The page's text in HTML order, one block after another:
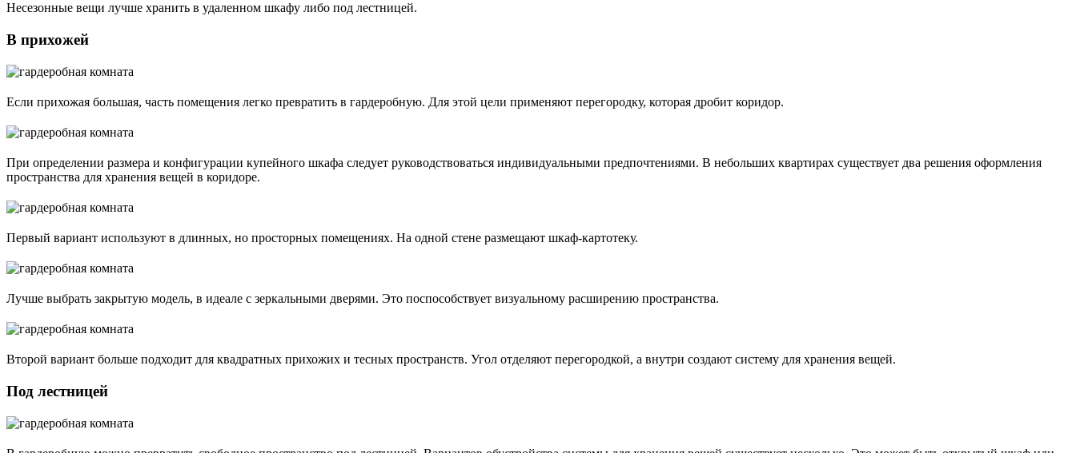
Несезонные вещи лучше хранить в удаленном шкафу либо под лестницей.
В прихожей
Если прихожая большая, часть помещения легко превратить в гардеробную. Для этой цели применяют перегородку, которая дробит коридор.
При определении размера и конфигурации купейного шкафа следует руководствоваться индивидуальными предпочтениями. В небольших квартирах существует два решения оформления
пространства для хранения вещей в коридоре.
Первый вариант используют в длинных, но просторных помещениях. На одной стене размещают шкаф-картотеку.
Лучше выбрать закрытую модель, в идеале с зеркальными дверями. Это поспособствует визуальному расширению пространства.
Второй вариант больше подходит для квадратных прихожих и тесных пространств. Угол отделяют перегородкой, а внутри создают систему для хранения вещей.
Под лестницей